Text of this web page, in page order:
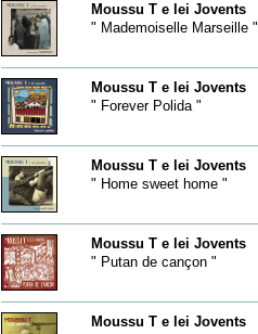
Moussu T e lei Jovents
" Mademoiselle Marseille "
Moussu T e lei Jovents
" Forever Polida "
Moussu T e lei Jovents
" Home sweet home "
Moussu T e lei Jovents
" Putan de cançon "
Moussu T e lei Jovents